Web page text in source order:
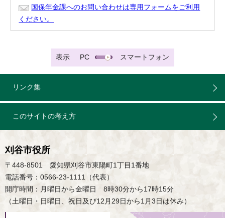
国保年金課へのお問い合わせは専用フォームをご利用
ください。
表示 PC スマートフォン
リンク集
このサイトの考え方
刈谷市役所
〒448-8501 愛知県刈谷市東陽町1丁目1番地
電話番号：0566-23-1111（代表）
開庁時間：月曜日から金曜日 8時30分から17時15分
（土曜日・日曜日、祝日及び12月29日から1月3日は休み）